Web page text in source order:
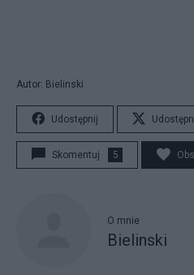
Autor: Bielinski
Udostępnij
Skomentuj 5
O mnie
Bielinski